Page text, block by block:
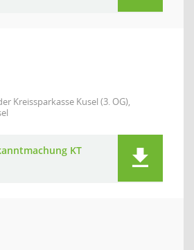
Kreissparkasse Kusel (3. OG),
KT